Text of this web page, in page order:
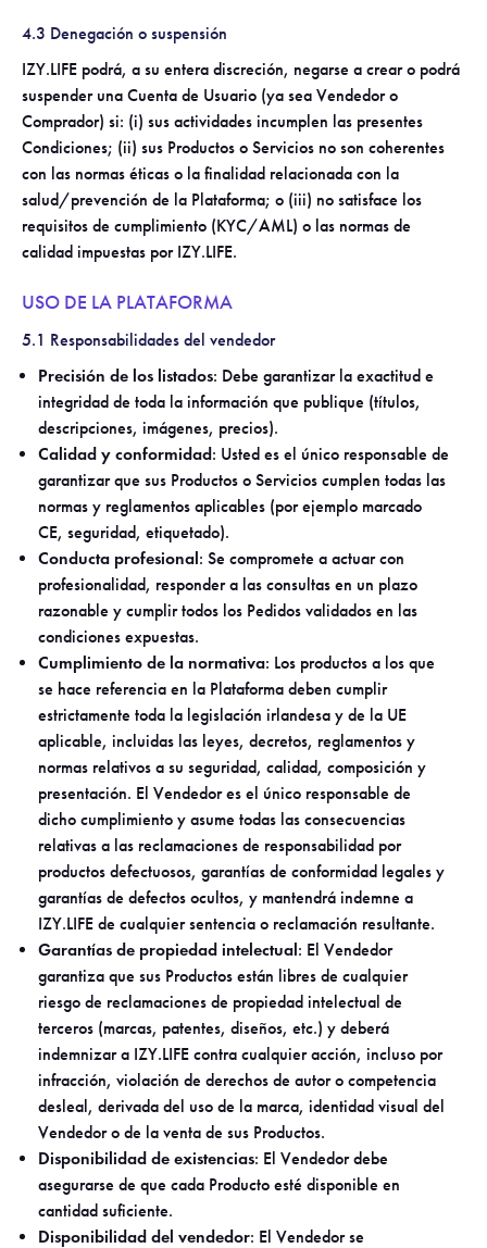
4.3 Denegación o suspensión
IZY.LIFE podrá, a su entera discreción, negarse a crear o podrá
suspender una Cuenta de Usuario (ya sea Vendedor o
Comprador) si: (i) sus actividades incumplen las presentes
Condiciones; (ii) sus Productos o Servicios no son coherentes
con las normas éticas o la finalidad relacionada con la
salud/prevención de la Plataforma; o (iii) no satisface los
requisitos de cumplimiento (KYC/AML) o las normas de
calidad impuestas por IZY.LIFE.
USO DE LA PLATAFORMA
5.1 Responsabilidades del vendedor
Precisión de los listados: Debe garantizar la exactitud e
integridad de toda la información que publique (títulos,
descripciones, imágenes, precios).
Calidad y conformidad: Usted es el único responsable de
garantizar que sus Productos o Servicios cumplen todas las
normas y reglamentos aplicables (por ejemplo marcado
CE, seguridad, etiquetado).
Conducta profesional: Se compromete a actuar con
profesionalidad, responder a las consultas en un plazo
razonable y cumplir todos los Pedidos validados en las
condiciones expuestas.
Cumplimiento de la normativa: Los productos a los que
se hace referencia en la Plataforma deben cumplir
estrictamente toda la legislación irlandesa y de la UE
aplicable, incluidas las leyes, decretos, reglamentos y
normas relativos a su seguridad, calidad, composición y
presentación. El Vendedor es el único responsable de
dicho cumplimiento y asume todas las consecuencias
relativas a las reclamaciones de responsabilidad por
productos defectuosos, garantías de conformidad legales y
garantías de defectos ocultos, y mantendrá indemne a
IZY.LIFE de cualquier sentencia o reclamación resultante.
Garantías de propiedad intelectual: El Vendedor
garantiza que sus Productos están libres de cualquier
riesgo de reclamaciones de propiedad intelectual de
terceros (marcas, patentes, diseños, etc.) y deberá
indemnizar a IZY.LIFE contra cualquier acción, incluso por
infracción, violación de derechos de autor o competencia
desleal, derivada del uso de la marca, identidad visual del
Vendedor o de la venta de sus Productos.
Disponibilidad de existencias: El Vendedor debe
asegurarse de que cada Producto esté disponible en
cantidad suficiente.
Disponibilidad del vendedor: El Vendedor se